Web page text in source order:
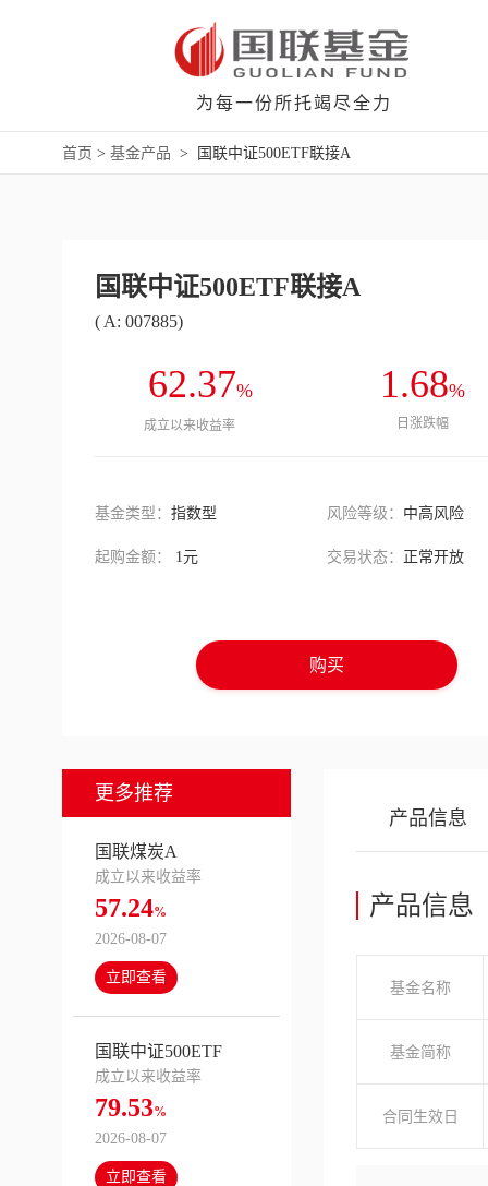
为每一份所托竭尽全力
首页 > 基金产品 > 国联中证500ETF联接A
国联中证500ETF联接A
( A: 007885)
62.37%
成立以来收益率
1.68%
日涨跌幅
基金类型： 指数型 风险等级： 中高风险
起购金额： 1元 交易状态： 正常开放
购买
更多推荐
国联煤炭A
成立以来收益率
57.24%
2026-08-07
立即查看
国联中证500ETF
成立以来收益率
79.53%
2026-08-07
立即查看
产品信息
产品信息
基金名称
基金简称
合同生效日